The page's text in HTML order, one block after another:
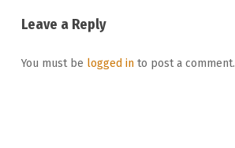
Leave a Reply
You must be logged into post a comment.